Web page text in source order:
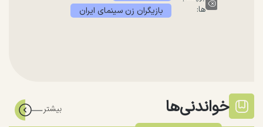
ها:
بازیگران زن سینمای ایران
خواندنی‌ها